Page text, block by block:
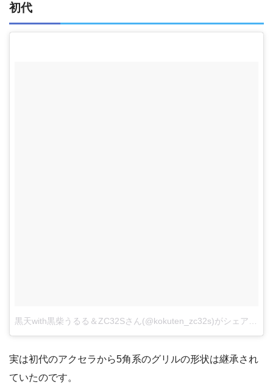
初代
実は初代のアクセラから5角系のグリルの形状は継承され
ていたのです。